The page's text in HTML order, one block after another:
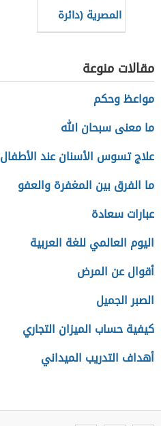
المصرية (دائرة
حكومية)
مقالات منوعة
مواعظ وحكم
ما معنى سبحان الله
علاج تسوس الأسنان عند الأطفال
ما الفرق بين المغفرة والعفو
عبارات سعادة
اليوم العالمي للغة العربية
أقوال عن المرض
الصبر الجميل
كيفية حساب الميزان التجاري
أهداف التدريب الميداني